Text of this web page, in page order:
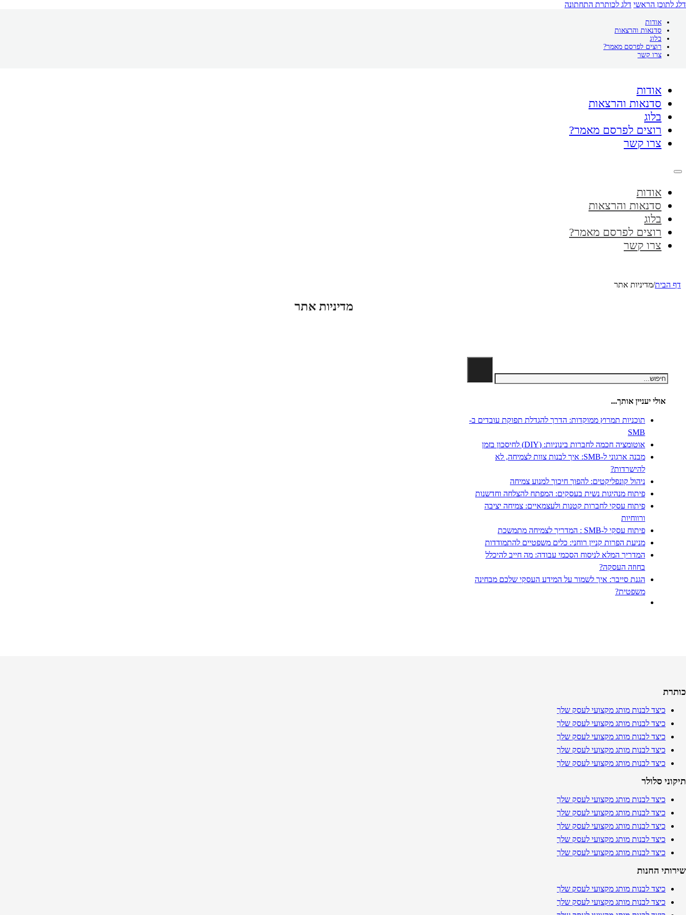
דלג לתוכן הראשי דלג לכותרת התחתונה
אודות
סדנאות והרצאות
בלוג
רוצים לפרסם מאמר?
צרו קשר
אודות
סדנאות והרצאות
בלוג
רוצים לפרסם מאמר?
צרו קשר
אודות
סדנאות והרצאות
בלוג
רוצים לפרסם מאמר?
צרו קשר
דף הבית/מדיניות אתר
מדיניות אתר
אולי יעניין אותך...
תוכניות תמרוץ ממוקדות: הדרך להגדלת תפוקת עובדים ב-
SMB
אוטומציה חכמה לחברות בינוניות: (DIY) לחיסכון בזמן
מבנה ארגוני ל-SMB: איך לבנות צוות לצמיחה, לא
להישרדות?
ניהול קונפליקטים: להפוך חיכוך למנוע צמיחה
פיתוח מנהיגות נשית בעסקים: המפתח להצלחה וחדשנות
פיתוח עסקי לחברות קטנות ולעצמאיים: צמיחה יציבה
ורווחיות
פיתוח עסקי ל‑SMB : המדריך לצמיחה מתמשכת
מניעת הפרות קניין רוחני: כלים משפטיים להתמודדות
המדריך המלא לניסוח הסכמי עבודה: מה חייב להיכלל
בחוזה העסקה?
הגנת סייבר: איך לשמור על המידע העסקי שלכם מבחינה
משפטית?
כותרת
כיצד לבנות מותג מקצועי לעסק שלך
כיצד לבנות מותג מקצועי לעסק שלך
כיצד לבנות מותג מקצועי לעסק שלך
כיצד לבנות מותג מקצועי לעסק שלך
כיצד לבנות מותג מקצועי לעסק שלך
תיקוני סלולר
כיצד לבנות מותג מקצועי לעסק שלך
כיצד לבנות מותג מקצועי לעסק שלך
כיצד לבנות מותג מקצועי לעסק שלך
כיצד לבנות מותג מקצועי לעסק שלך
כיצד לבנות מותג מקצועי לעסק שלך
שירותי החנות
כיצד לבנות מותג מקצועי לעסק שלך
כיצד לבנות מותג מקצועי לעסק שלך